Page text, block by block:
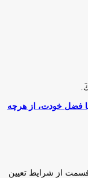
فضل خودت، از هرچه
از شرايط تعيين